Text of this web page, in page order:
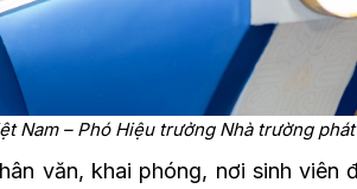
Nam – Phó Hiệu trưởng Nhà trườngphát
văn, khai phóng, nơi sinh